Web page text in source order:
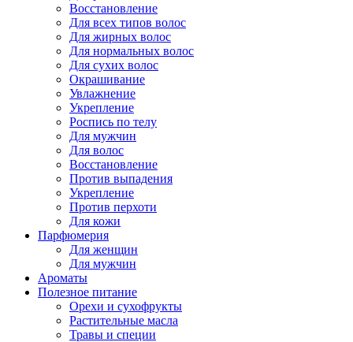
Восстановление
Для всех типов волос
Для жирных волос
Для нормальных волос
Для сухих волос
Окрашивание
Увлажнение
Укрепление
Роспись по телу
Для мужчин
Для волос
Восстановление
Против выпадения
Укрепление
Против перхоти
Для кожи
Парфюмерия
Для женщин
Для мужчин
Ароматы
Полезное питание
Орехи и сухофрукты
Растительные масла
Травы и специи